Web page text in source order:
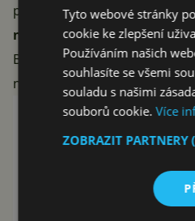
poběží na operačním
nadstavbou MagicOS 7.1.
Bluetooth 5.2, podpora
nebo čtečka otisků prstů
Tyto webové stránky
cookie ke zlepšení
Používáním našich
souhlasíte se všemi
souladu s našimi
souborů cookie.Více
ZOBRAZIT PARTNERY